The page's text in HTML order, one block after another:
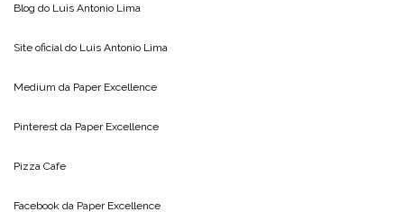
Blog do Luis Antonio Lima
Site oficial do Luis Antonio Lima
Medium da Paper Excellence
Pinterest da Paper Excellence
Pizza Cafe
Facebook da Paper Excellence